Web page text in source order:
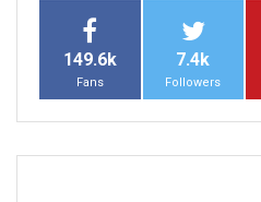
149.6k
Fans
7.4k
Followers